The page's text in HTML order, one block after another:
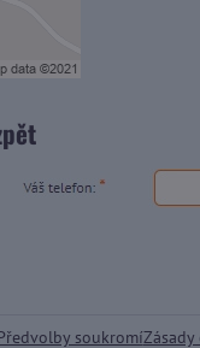
soukromí